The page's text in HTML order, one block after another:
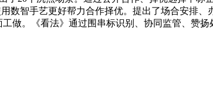
数智手艺更好帮力合作择优。提出了场合安排
做。《看法》通过围串标识别、协同监管、赞扬